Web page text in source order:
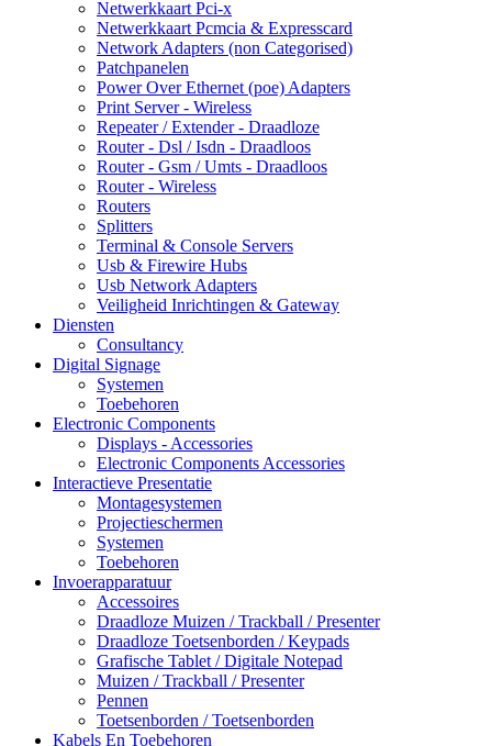
Netwerkkaart Pci-x
Netwerkkaart Pcmcia & Expresscard
Network Adapters (non Categorised)
Patchpanelen
Power Over Ethernet (poe) Adapters
Print Server - Wireless
Repeater / Extender - Draadloze
Router - Dsl / Isdn - Draadloos
Router - Gsm / Umts - Draadloos
Router - Wireless
Routers
Splitters
Terminal & Console Servers
Usb & Firewire Hubs
Usb Network Adapters
Veiligheid Inrichtingen & Gateway
Diensten
Consultancy
Digital Signage
Systemen
Toebehoren
Electronic Components
Displays - Accessories
Electronic Components Accessories
Interactieve Presentatie
Montagesystemen
Projectieschermen
Systemen
Toebehoren
Invoerapparatuur
Accessoires
Draadloze Muizen / Trackball / Presenter
Draadloze Toetsenborden / Keypads
Grafische Tablet / Digitale Notepad
Muizen / Trackball / Presenter
Pennen
Toetsenborden / Toetsenborden
Kabels En Toebehoren